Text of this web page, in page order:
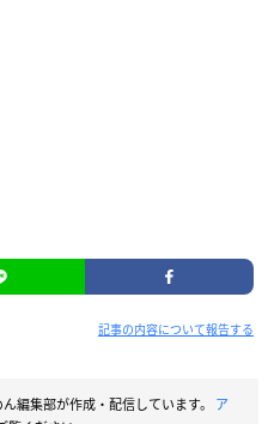
記事の内容について報告する
編集部が作成・配信しています。 ア